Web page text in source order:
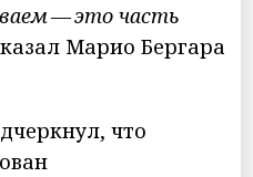
— это часть
Марио Бергара
что